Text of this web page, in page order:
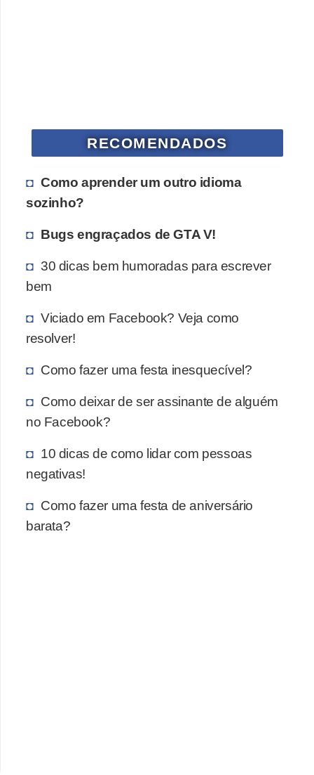
RECOMENDADOS
Como aprender um outro idioma
sozinho?
Bugs engraçados de GTA V!
30 dicas bem humoradas para escrever
bem
Viciado em Facebook? Veja como
resolver!
Como fazer uma festa inesquecível?
Como deixar de ser assinante de alguém
no Facebook?
10 dicas de como lidar com pessoas
negativas!
Como fazer uma festa de aniversário
barata?